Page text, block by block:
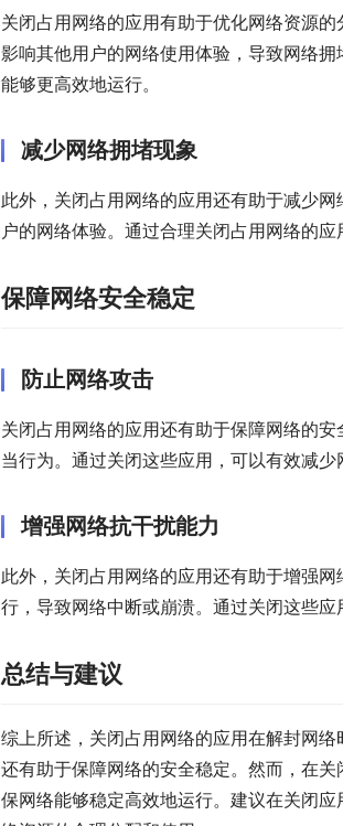
关闭占用网络的应用有助于优化网络资源
影响其他用户的网络使用体验，导致网络
能够更高效地运行。
减少网络拥堵现象
此外，关闭占用网络的应用还有助于减少
户的网络体验。通过合理关闭占用网络的
保障网络安全稳定
防止网络攻击
关闭占用网络的应用还有助于保障网络的
当行为。通过关闭这些应用，可以有效减少
增强网络抗干扰能力
此外，关闭占用网络的应用还有助于增强
行，导致网络中断或崩溃。通过关闭这些
总结与建议
综上所述，关闭占用网络的应用在解封网
还有助于保障网络的安全稳定。然而，在
保网络能够稳定高效地运行。建议在关闭